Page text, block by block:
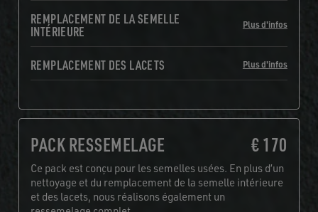
REMPLACEMENT DE LA SEMELLE
INTÉRIEURE Plus d'infos
REMPLACEMENT DES LACETS Plus d'infos
PACK RESSEMELAGE € 170
Ce pack est conçu pour les semelles usées. En plus d’un
nettoyage et du remplacement de la semelle intérieure
et des lacets, nous réalisons également un